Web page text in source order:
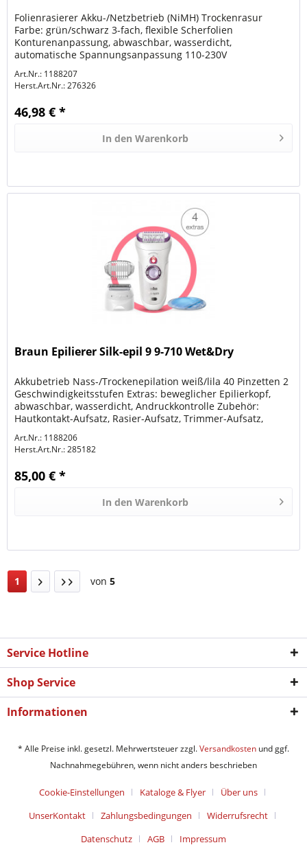
Folienrasierer Akku-/Netzbetrieb (NiMH) Trockenrasur
Farbe: grün/schwarz 3-fach, flexible Scherfolien
Konturenanpassung, abwaschbar, wasserdicht,
automatische Spannungsanpassung 110-230V
Art.Nr.: 1188207
Herst.Art.Nr.:276326
46,98 € *
In den Warenkorb
Braun Epilierer Silk-epil 9 9-710 Wet&Dry
Akkubetrieb Nass-/Trockenepilation weiß/lila 40 Pinzetten 2
Geschwindigkeitsstufen Extras: beweglicher Epilierkopf,
abwaschbar, wasserdicht, Andruckkontrolle Zubehör:
Hautkontakt-Aufsatz, Rasier-Aufsatz, Trimmer-Aufsatz,
Art.Nr.: 1188206
Herst.Art.Nr.:285182
85,00 € *
In den Warenkorb
1 von 5
Service Hotline
Shop Service
Informationen
* Alle Preise inkl. gesetzl. Mehrwertsteuer zzgl.Versandkosten und ggf.
Nachnahmegebühren, wenn nicht anders beschrieben
Cookie-Einstellungen Kataloge & Flyer
Über uns
UnserKontakt
Zahlungsbedingungen
Widerrufsrecht
Datenschutz
AGB Impressum